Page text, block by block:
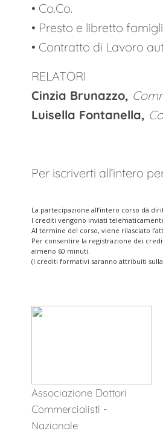
• Co.Co.
• Presto e libretto
• Contratto di Lavoro
RELATORI
Cinzia Brunazzo,
Luisella Fontanella,
Per iscriverti all’intero
La partecipazione all’intero corso dà
I crediti vengono inviati
Al termine del corso, viene rilasciato
Per consentire la registrazione dei
almeno 60 minuti.
(I crediti formativi saranno attribuiti
Associazione Dottori
Commercialisti -
Nazionale